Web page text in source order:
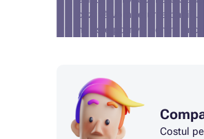
caz, vă vom returna banii).
nu este potrivit pentru
Costul